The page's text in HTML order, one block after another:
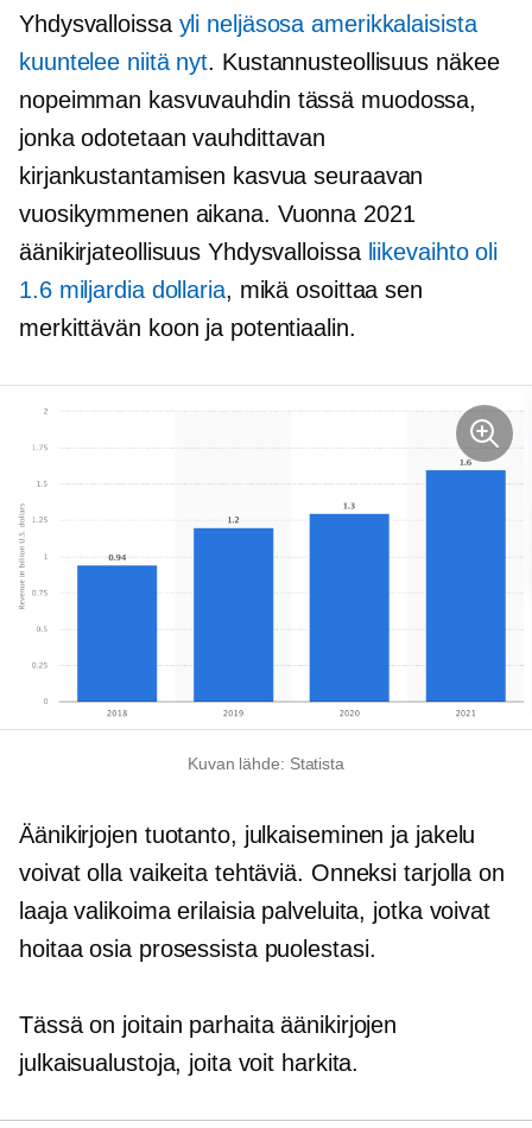
Yhdysvalloissa yli neljäsosa amerikkalaisista
kuuntelee niitä nyt. Kustannusteollisuus näkee
nopeimman kasvuvauhdin tässä muodossa,
jonka odotetaan vauhdittavan
kirjankustantamisen kasvua seuraavan
vuosikymmenen aikana. Vuonna 2021
äänikirjateollisuus Yhdysvalloissa liikevaihto oli
1.6 miljardia dollaria, mikä osoittaa sen
merkittävän koon ja potentiaalin.
Kuvan lähde: Statista
Äänikirjojen tuotanto, julkaiseminen ja jakelu
voivat olla vaikeita tehtäviä. Onneksi tarjolla on
laaja valikoima erilaisia ​​palveluita, jotka voivat
hoitaa osia prosessista puolestasi.
Tässä on joitain parhaita äänikirjojen
julkaisualustoja, joita voit harkita.